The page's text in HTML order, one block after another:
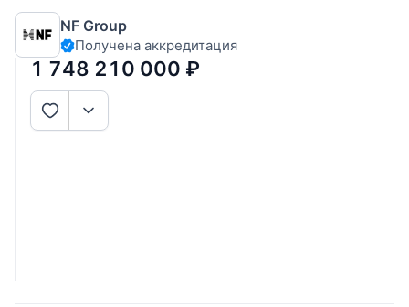
спален: 8. Кол-во с/у: 12. Поселок «Никольская слобода».
Новорижское шоссе, 9 км от МКАД. Без комиссии для
покупателя. В охраняемом коттеджном посёлке
«Никольская слобода» на
NF Group
Получена аккредитация
1 748 210 000 ₽